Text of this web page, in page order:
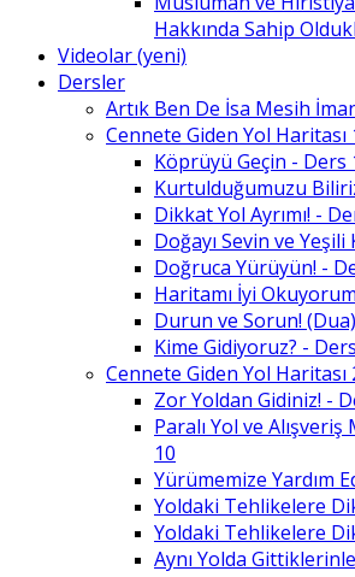
Hakkında Sahip
Videolar (yeni)
Dersler
Artık Ben De İsa Mesih
Cennete Giden Yol Haritası
Köprüyü Geçin - Ders
Kurtulduğumuzu
Dikkat Yol Ayrımı! -
Doğayı Sevin ve
Doğruca Yürüyün! -
Haritamı İyi
Durun ve Sorun!
Kime Gidiyoruz? -
Cennete Giden Yol Haritası
Zor Yoldan Gidiniz! -
Paralı Yol ve
10
Yürümemize Yardım
Yoldaki Tehlikelere
Yoldaki Tehlikelere
Aynı Yolda